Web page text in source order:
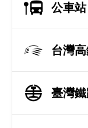
公車站
台灣
臺灣